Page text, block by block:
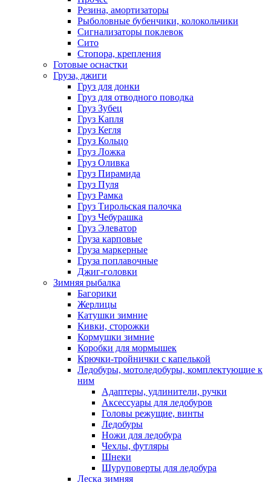
Резина, амортизаторы
Рыболовные бубенчики, колокольчики
Сигнализаторы поклевок
Сито
Стопора, крепления
Готовые оснастки
Груза, джиги
Груз для донки
Груз для отводного поводка
Груз Зубец
Груз Капля
Груз Кегля
Груз Кольцо
Груз Ложка
Груз Оливка
Груз Пирамида
Груз Пуля
Груз Рамка
Груз Тирольская палочка
Груз Чебурашка
Груз Элеватор
Груза карповые
Груза маркерные
Груза поплавочные
Джиг-головки
Зимняя рыбалка
Багорики
Жерлицы
Катушки зимние
Кивки, сторожки
Кормушки зимние
Коробки для мормышек
Крючки-тройнички с капелькой
Ледобуры, мотоледобуры, комплектующие к
ним
Адаптеры, удлинители, ручки
Аксессуары для ледобуров
Головы режущие, винты
Ледобуры
Ножи для ледобура
Чехлы, футляры
Шнеки
Шуруповерты для ледобура
Леска зимняя